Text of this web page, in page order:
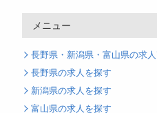
メニュー
長野県・新潟県・富山県の求
長野県の求人を探す
新潟県の求人を探す
富山県の求人を探す